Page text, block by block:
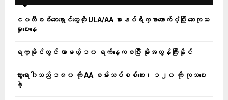
ငပလီစစ်ဘေးရှောင်တွေကို ULA/AA စားနပ်ရိက္ခာထောက်ပံ့ပြီး ဆေးကုသ
မှုပေးနေ
ရက္ခိုင်တွင် လာမယ့် ၁၀ ရက်နေ့ကစပြီး မိုးအလွန်ကြီးနိုင်
သွားရောဂါသည် ၁၈၀ ကို AA စမ်းသပ်စစ်ဆေး၊ ၁၂၀ ကို ကုသပေး
ခဲ့